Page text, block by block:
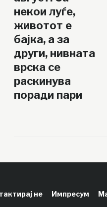
некои луѓе,
животот е
бајка, а за
други, нивната
врска се
раскинува
поради пари
не Импресум